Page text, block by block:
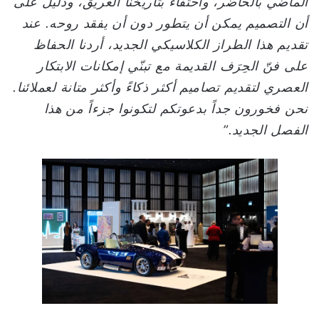
أن التصميم يمكن أن يتطور دون أن يفقد روحه. عند
تقديم هذا الطراز الكلاسيكي الجديد، أردنا الحفاظ
على فنّ الحِرَف القديمة مع تبنّي إمكانات الابتكار
العصري لتقديم تصاميم أكثر ذكاءً وأكثر متانة لعملائنا.
نحن فخورون جداً بدعوتكم لتكونوا جزءاً من هذا
الفصل الجديد.”